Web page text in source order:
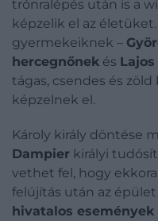
trónralépés után is a
képzelik el az
gyermekeiknek –
hercegnőnek és
tágas, csendes és
képzelnek el.
Károly király döntése
Dampier királyi
vethet fel, hogy
felújítás után az
hivatalos